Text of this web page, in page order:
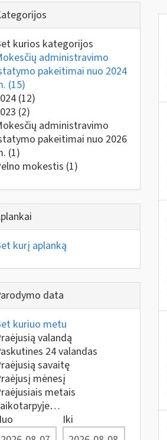
kurios kategorijos
administravimo
pakeitimai nuo 2024
(15)
(12)
(2)
administravimo
pakeitimai nuo 2026
(1)
mokestis (1)
kurį aplanką
data
kuriuo metu
valandą
24 valandas
savaitę
mėnesį
metais
Iki